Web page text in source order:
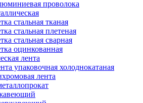
проволока
стальная тканая
стальная плетеная
стальная сварная
оцинкованная
лента
упаковочная холоднокатаная
лента